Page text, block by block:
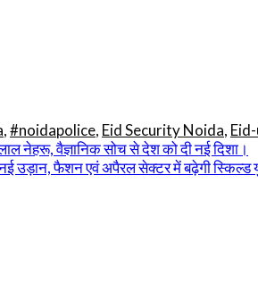
,#noidapolice, Eid Security Noida,
नेहरू, वैज्ञानिक सोच से देश को दी नई दिशा।
उड़ान, फैशन एवं अपैरल सेक्टर में बढ़ेगी स्किल्ड